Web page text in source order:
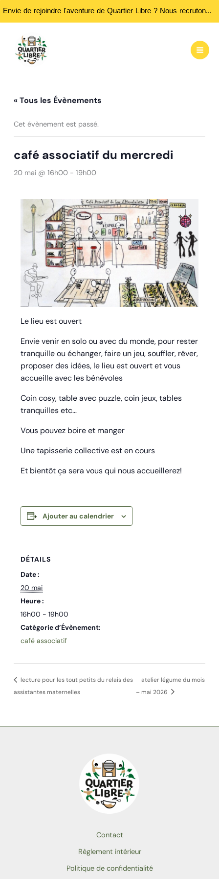
Envie de rejoindre l'aventure de Quartier Libre ? Nous recrutons des bénévoles ! Passez nous rencontrer aux heures d'ouvertures...
contenu
« Tous les Évènements
Cet évènement est passé.
café associatif du mercredi
20 mai @ 16h00- 19h00
Le lieu est ouvert
Envie venir en solo ou avec du monde, pour rester
tranquille ou échanger, faire un jeu, souffler, rêver,
proposer des idées, le lieu est ouvert et vous
accueille avec les bénévoles
Coin cosy, table avec puzzle, coin jeux, tables
tranquilles etc…
Vous pouvez boire et manger
Une tapisserie collective est en cours
Et bientôt ça sera vous qui nous accueillerez!
Ajouter au calendrier
DÉTAILS
Date :
20 mai
Heure :
16h00 - 19h00
Catégorie d’Évènement:
café associatif
lecture pour les tout petits du relais des
assistantes maternelles
atelier légume du mois
– mai 2026
Contact
Règlement intérieur
Politique de confidentialité